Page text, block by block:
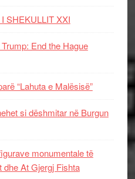
SHEKULLIT XXI
End the Hague
“Lahuta e Malësisë”
si dëshmitar në Burgun
monumentale të
dhe At Gjergj Fishta